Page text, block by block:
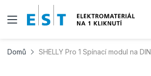
Domů SHELLY Pro 1 Spínací modul na